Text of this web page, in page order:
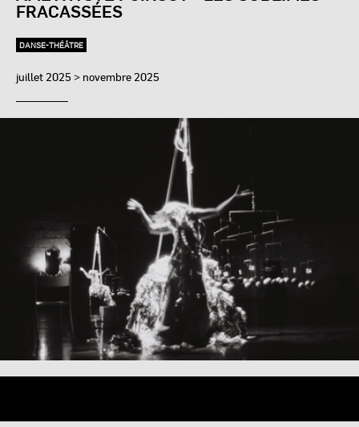
FRACASSÉES
DANSE-THÉÂTRE
juillet 2025 > novembre 2025